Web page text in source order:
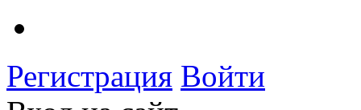
Регистрация Войти